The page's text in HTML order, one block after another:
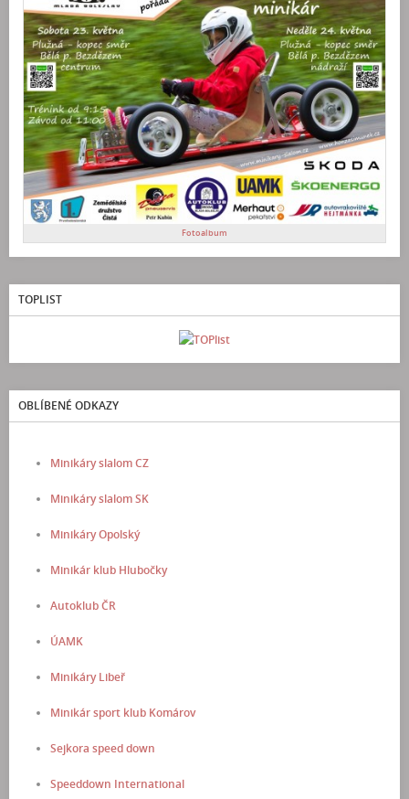
Fotoalbum
TOPLIST
OBLÍBENÉ ODKAZY
Minikáry slalom CZ
Minikáry slalom SK
Minikáry Opolský
Minikár klub Hlubočky
Autoklub ČR
ÚAMK
Minikáry Libeř
Minikár sport klub Komárov
Sejkora speed down
Speeddown International